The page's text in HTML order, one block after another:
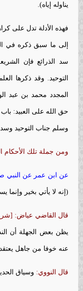
يناوله إياه).
فهذه الأدلة تدل على
إلى ما سبق ذكره في
سد الذرائع فإن
التوحيد. وقد ذكرها
المجدد محمد بن عبد
حق الله على العبيد:
وسلم جناب التوحيد
ومن جملة تلك
عن ابن عمر عن النبي
(إنه لا يأتي بخير وإنما
قال القاضي عياض: [شرح
يظن بعض الجهلة أن
عنه خوفا من جاهل
قال النووي: وسياق